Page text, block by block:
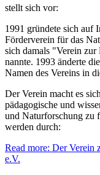
stellt sich vor:
1991 gründete sich auf
Förderverein für das
sich damals "Verein zur
nannte. 1993 änderte
Namen des Vereins in
Der Verein macht es
pädagogische und
und Naturforschung zu
werden durch:
Read more: Der Verein
e.V.